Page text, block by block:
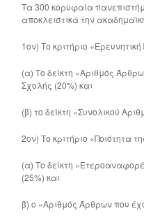
Τα 300 κορυφαία
αποκλειστικά την
1ον) Το κριτήριο
(α) Το δείκτη «Αριθμός
Σχολής (20%) και
(β) το δείκτη «Συνολικού
2ον) Το κριτήριο «Ποιότητα
(α) Το δείκτη
(25%) και
β) ο «Αριθμός Άρθρων που